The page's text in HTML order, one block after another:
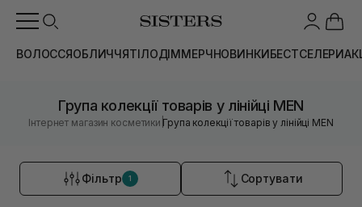
ВОЛОССЯОБЛИЧЧЯТІЛОДІММЕРЧНОВИНКИБЕСТСЕЛЕРИ
Група колекції товарів у лінійці MEN
Інтернет магазин косметики |Група колекції товарів у лінійці MEN
Фільтр 1 Сортувати